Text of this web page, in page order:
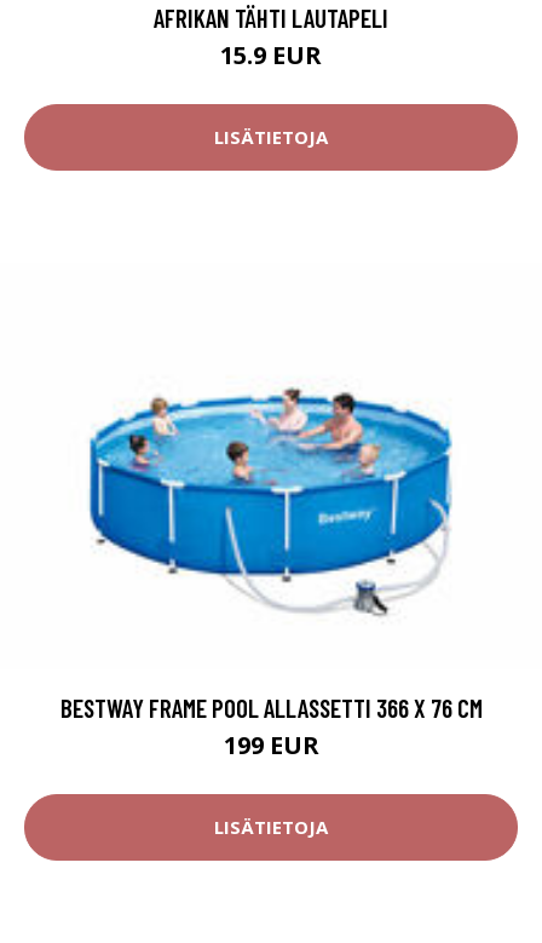
AFRIKAN TÄHTI LAUTAPELI
15.9 EUR
LISÄTIETOJA
BESTWAY FRAME POOL ALLASSETTI 366 X 76 CM
199 EUR
LISÄTIETOJA